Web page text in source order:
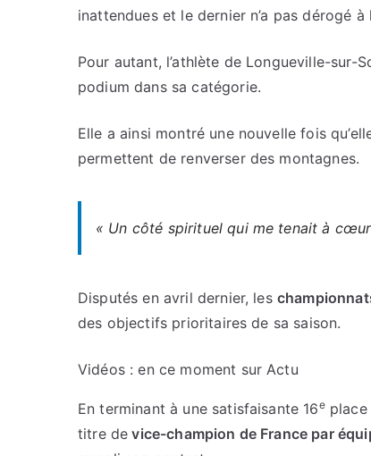
inattendues et le dernier n’a pas dérogé à
Pour autant, l’athlète de Longueville-sur-
podium dans sa catégorie.
Elle a ainsi montré une nouvelle fois
permettent de renverser des montagnes.
« Un côté spirituel qui me tenait à
Disputés en avril dernier, les
des objectifs prioritaires de sa saison.
Vidéos : en ce moment sur Actu
En terminant à une satisfaisante 16eplace
titre de vice-champion de France par